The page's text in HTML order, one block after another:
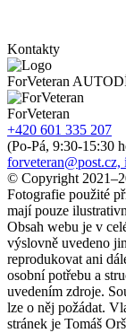
Kontakty
ForVeteran
ForVeteran
+420 601 335 207
(Po-Pá, 9:30-15:30
© Copyright
Fotografie použité
mají pouze
Obsah webu je v
výslovně uvedeno
reprodukovat ani
osobní potřebu a
uvedením zdroje.
lze o něj požádat.
stránek je Tomáš